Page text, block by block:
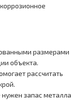
размерами
объекта.
рассчитать
нужен запас металла